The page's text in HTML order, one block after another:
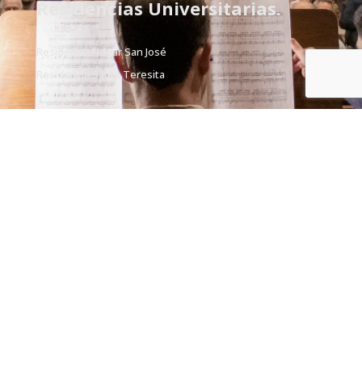
Residencias Universitarias.
Residencia Hogar San José
Residencia Santa Teresita